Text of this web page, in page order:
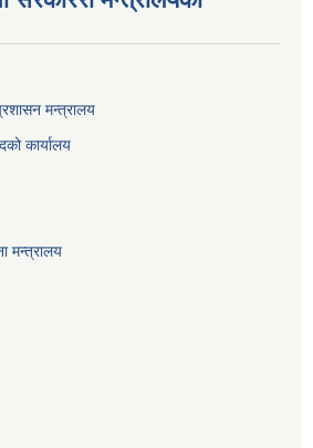
मन्त्रालय
कार्यालय
मन्त्रालय